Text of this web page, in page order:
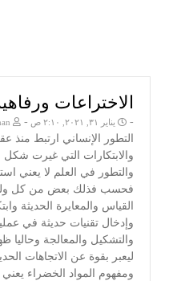
الاختراعات
- يناير ٣١, ٢٠٢١, ٢:١٠ ص -
التطور الإنساني ارتبط منذ
والابتكارات التي غيرت
والتطور في العلم لا يعني
فحسب فذلك بعض من كل
القياس والمعايرة الحديثة
وإدخال تقنيات حديثة في
والتشكيل والمعالجة وحاليا
ليعبر بقوة عن الاتجاهات
ومفهوم المواد الخضراء يعني